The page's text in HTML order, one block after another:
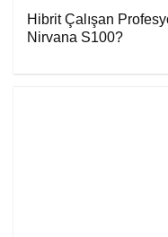
Hibrit Çalışan
Nirvana S100?